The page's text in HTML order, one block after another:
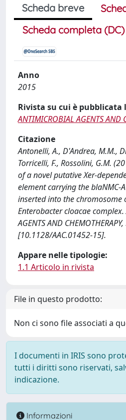
Scheda breve
Scheda completa (DC)
Anno
2015
Rivista su cui è pubblicata
ANTIMICROBIAL AGENTS AND
Citazione
Antonelli, A., D'Andrea, M.M.,
Torricelli, F., Rossolini, G.M.
of a novel putative Xer-
element carrying the blaNMC-
inserted into the chromosome
Enterobacter cloacae complex.
AGENTS AND
[10.1128/AAC.01452-15].
Appare nelle tipologie:
1.1 Articolo in rivista
File in questo prodotto:
Non ci sono file associati a
I documenti in IRIS sono
tutti i diritti sono riservati,
indicazione.
Informazioni